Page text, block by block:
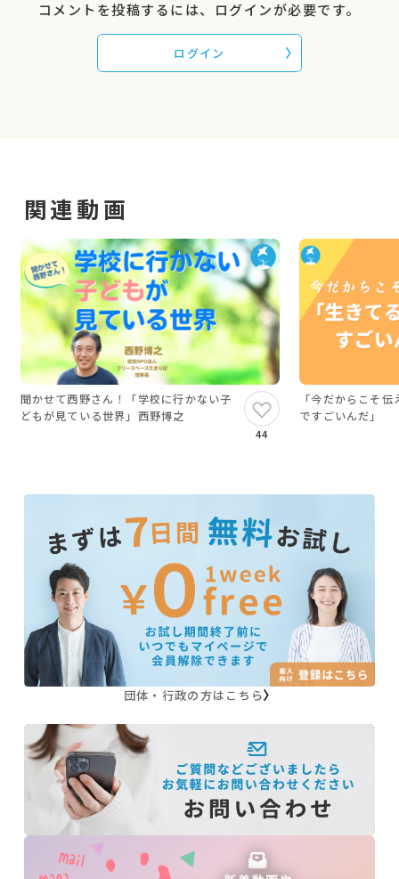
だいても汎用的な内容になっています）
・フリースクール・オルタナティブスクール関係
者、学校関係者の方
・日常生活の中で、具体的な性について子どもへ
の伝え方、声かけの方法
・生涯にわたって役に立つ、子どもの命と尊厳の
守り方
◆講座開催日：2021年12月19日
※登壇者の肩書は開催当時のものです。
コメントを投稿するには、ログインが必要です。
ログイン
関連動画
聞かせて西野さん！「学校に行かない子
どもが見ている世界」西野博之
44
「今だからこそ
ですごいんだ」
団体・行政の方はこちら